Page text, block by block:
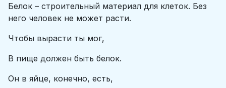
Белок – строительный материал для клеток. Без
него человек не может расти.
Чтобы вырасти ты мог,
В пище должен быть белок.
Он в яйце, конечно, есть,